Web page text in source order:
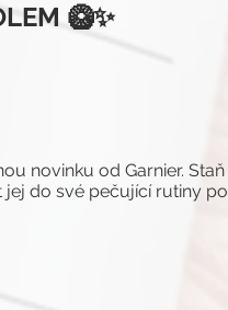
🥝✨
novinku od Garnier. Staň
jej do své pečující rutiny po